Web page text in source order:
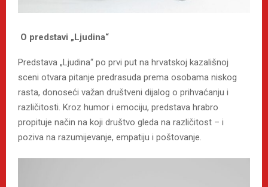
O predstavi „Ljudina“
Predstava „Ljudina“ po prvi put na hrvatskoj kazališnoj
sceni otvara pitanje predrasuda prema osobama niskog
rasta, donoseći važan društveni dijalog o prihvaćanju i
različitosti. Kroz humor i emociju, predstava hrabro
propituje način na koji društvo gleda na različitost – i
poziva na razumijevanje, empatiju i poštovanje.